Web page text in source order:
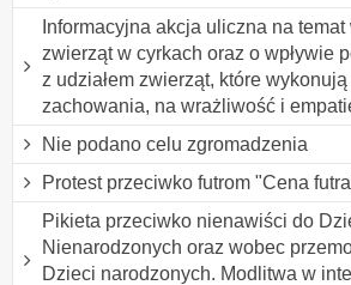
Informacyjna akcja uliczna na
zwierząt w cyrkach oraz o wpływie
z udziałem zwierząt, które
zachowania, na wrażliwość i
Nie podano celu zgromadzenia
Protest przeciwko futrom "Cena
Pikieta przeciwko nienawiści do
Nienarodzonych oraz wobec
Dzieci narodzonych. Modlitwa w